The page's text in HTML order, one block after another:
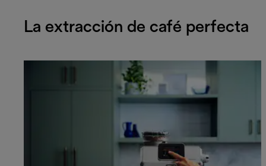
La extracción de café perfecta